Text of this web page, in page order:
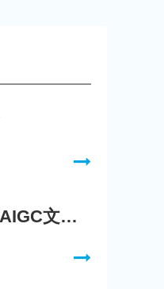
香港珠海學院合辦「第二屆AIGC文化數字內容創作比賽」